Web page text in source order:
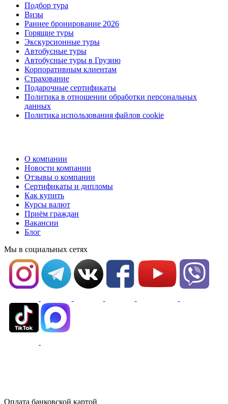
Подбор тура
Визы
Раннее бронирование 2026
Горящие туры
Экскурсионные туры
Автобусные туры
Автобусные туры в Грузию
Корпоративным клиентам
Страхование
Подарочные сертификаты
Политика в отношении обработки персональных
данных
Политика использования файлов cookie
О компании
Новости компании
Отзывы о компании
Сертификаты и дипломы
Как купить
Курсы валют
Приём граждан
Вакансии
Блог
Мы в социальных сетях
Оплата банковской картой